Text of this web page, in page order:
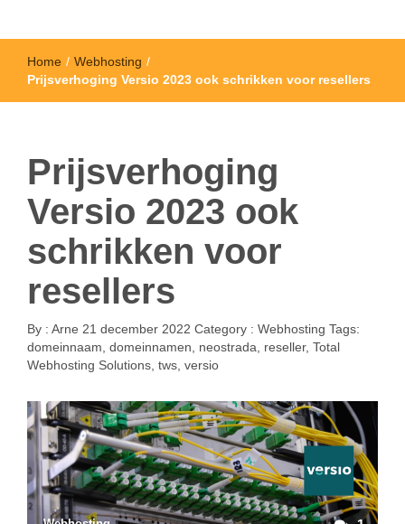
Home / Webhosting /
Prijsverhoging Versio 2023 ook schrikken voor resellers
Prijsverhoging
Versio 2023 ook
schrikken voor
resellers
By : Arne 21 december 2022 Category : Webhosting Tags:
domeinnaam domeinnamen neostrada reseller, Total
Webhosting Solutions tws versio